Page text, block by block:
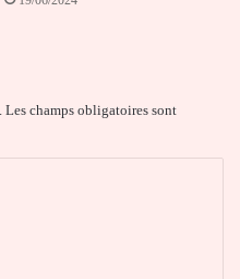
Les champs obligatoires sont